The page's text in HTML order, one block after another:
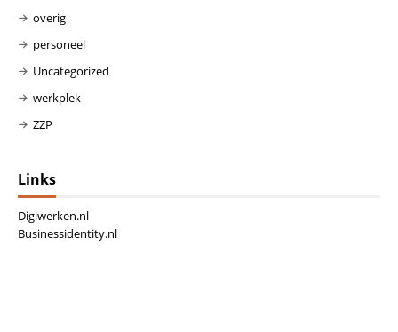
overig
personeel
Uncategorized
werkplek
ZZP
Links
Digiwerken.nl
Businessidentity.nl